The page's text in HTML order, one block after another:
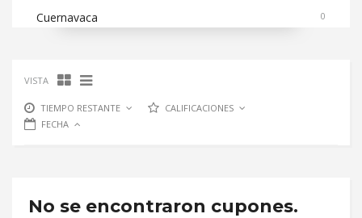
Cuernavaca 0
VISTA
TIEMPO RESTANTE
CALIFICACIONES
FECHA
No se encontraron cupones.